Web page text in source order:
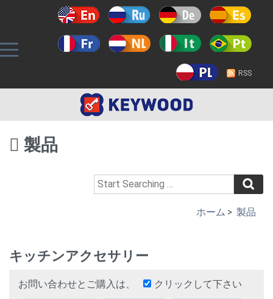
RSS
製品
ホーム > 製品
キッチンアクセサリー
お問い合わせとご購入は、 クリックして下さい